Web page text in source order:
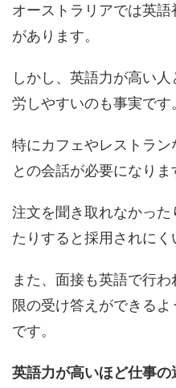
オーストラリアでは英
があります。
しかし、英語力が高い
労しやすいのも事実です
特にカフェやレストラ
との会話が必要になりま
注文を聞き取れなかっ
たりすると採用されにく
また、面接も英語で行
限の受け答えができる
です。
英語力が高いほど仕事